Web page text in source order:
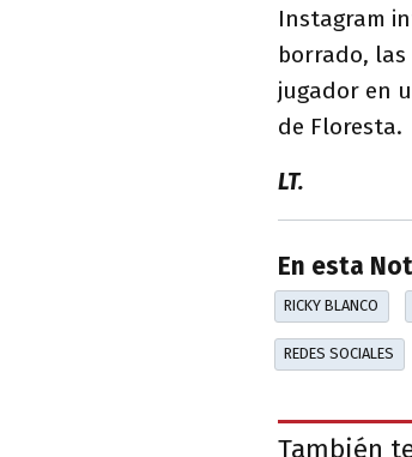
Instagram
borrado,
jugador en
de Floresta.
LT.
En esta
RICKY BLANCO
REDES SOCIALES
También